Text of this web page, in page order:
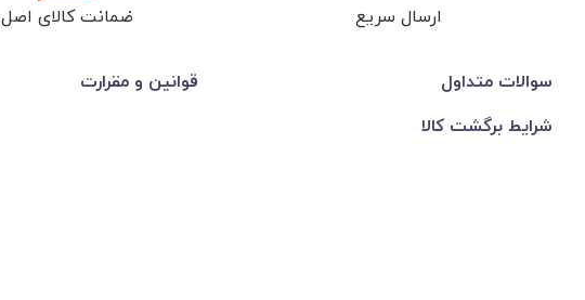
ارسال سریع ضمانت کالای اصل
سوالات متداول قوانین و مقرارت
شرایط برگشت کالا